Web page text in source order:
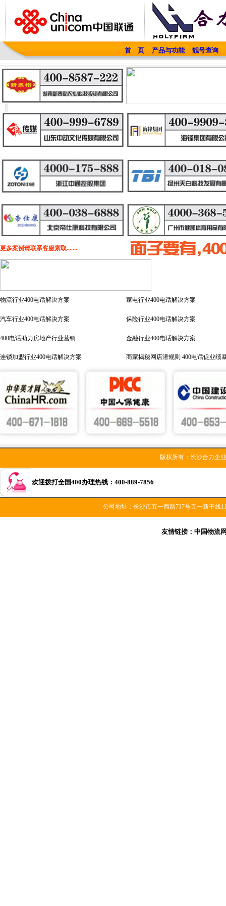
首 页 产品与功能 靓号查询
更多案例请联系客服索取.......
物流行业400电话解决方案 家电行业400电话解决方案
汽车行业400电话解决方案 保险行业400电话解决方案
400电话助力房地产行业营销 金融行业400电话解决方案
连锁加盟行业400电话解决方案 商家揭秘网店潜规则 400电话促业绩
版权所有：长沙合
欢迎拨打全国400办理热线：400-889-7856
公司地址：长沙市五一西路717号五一新
友情链接： 中国物流